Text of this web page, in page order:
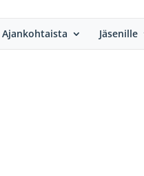
Ajankohtaista Jäsenille